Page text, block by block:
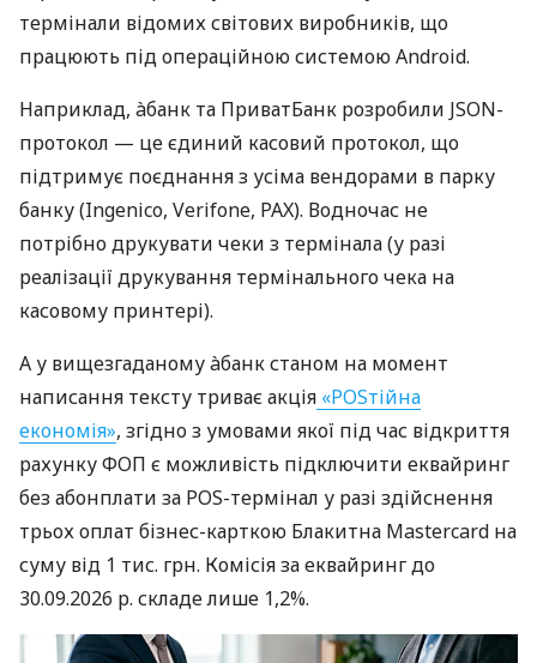
термінали відомих світових виробників, що
працюють під операційною системою Android.
Наприклад, àбанк та ПриватБанк розробили JSON-
протокол — це єдиний касовий протокол, що
підтримує поєднання з усіма вендорами в парку
банку (Ingenico, Verifone, PAX). Водночас не
потрібно друкувати чеки з термінала (у разі
реалізації друкування термінального чека на
касовому принтері).
А у вищезгаданому àбанк станом на момент
написання тексту триває акція «POSтійна
економія», згідно з умовами якої під час відкриття
рахунку ФОП є можливість підключити еквайринг
без абонплати за POS-термінал у разі здійснення
трьох оплат бізнес-карткою Блакитна Mastercard на
суму від 1 тис. грн. Комісія за еквайринг до
30.09.2026 р. складе лише 1,2%.